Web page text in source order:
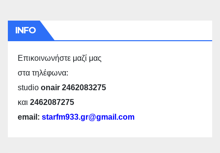
INFO
Επικοινωνήστε μαζί μας
στα τηλέφωνα:
studio onair 2462083275
και 2462087275
email: starfm933.gr@gmail.com